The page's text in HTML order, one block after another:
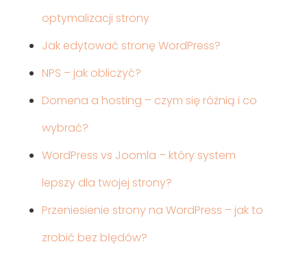
optymalizacji strony
Jak edytować stronę WordPress?
NPS – jak obliczyć?
Domena a hosting – czym się różnią i co
wybrać?
WordPress vs Joomla – który system
lepszy dla twojej strony?
Przeniesienie strony na WordPress – jak to
zrobić bez błędów?